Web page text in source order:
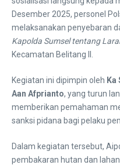
Desember 2025, personel
melaksanakan penyebaran
Kapolda Sumsel tentang
Kecamatan Belitang II.
Kegiatan ini dipimpin oleh Ka
Aan Afprianto, yang turun
memberikan pemahaman
sanksi pidana bagi pelaku
Dalam kegiatan tersebut,
pembakaran hutan dan